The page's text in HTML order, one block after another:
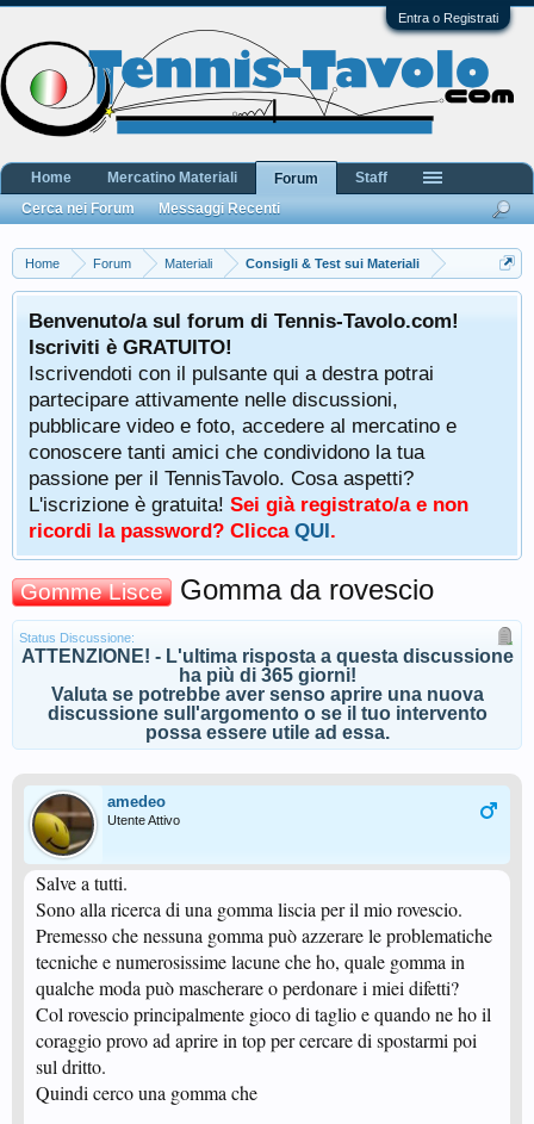
Entra o Registrati
Home Forum Materiali Consigli & Test sui Materiali
Benvenuto/a sul forum di Tennis-Tavolo.com!
Iscriviti è GRATUITO!
Iscrivendoti con il pulsante qui a destra potrai
partecipare attivamente nelle discussioni,
pubblicare video e foto, accedere al mercatino e
conoscere tanti amici che condividono la tua
passione per il TennisTavolo. Cosa aspetti?
L'iscrizione è gratuita! Sei già registrato/a e non
ricordi la password? Clicca QUI.
Gomme Lisce Gomma da rovescio
Status Discussione:
ATTENZIONE! - L'ultima risposta a questa discussione
ha più di 365 giorni!
Valuta se potrebbe aver senso aprire una nuova
discussione sull'argomento o se il tuo intervento
possa essere utile ad essa.
amedeo
Utente Attivo
Salve a tutti.
Sono alla ricerca di una gomma liscia per il mio rovescio.
Premesso che nessuna gomma può azzerare le problematiche
tecniche e numerosissime lacune che ho, quale gomma in
qualche moda può mascherare o perdonare i miei difetti?
Col rovescio principalmente gioco di taglio e quando ne ho il
coraggio provo ad aprire in top per cercare di spostarmi poi
sul dritto.
Quindi cerco una gomma che
Home Mercatino Materiali
Forum
Cerca nei Forum
Messaggi Recenti
Staff